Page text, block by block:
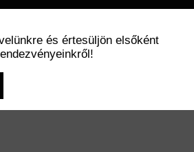
és értesüljön elsőként